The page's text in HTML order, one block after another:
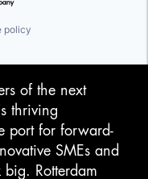
policy
of the next
thriving
port for forward-
SMEs and
Rotterdam